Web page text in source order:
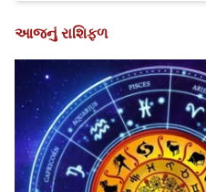
શોધવા માટે ડ્રોનની
આજનું રાશિફળ